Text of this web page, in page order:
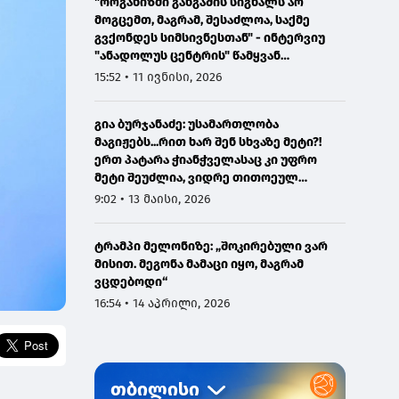
მოგცემთ, მაგრამ, შესაძლოა, საქმე
გვქონდეს სიმსივნესთან" - ინტერვიუ
"ანადოლუს ცენტრის" წამყვან
ონკოლოგთან
15:52 • 11 ივნისი, 2026
გია ბურჯანაძე: უსამართლობა
მაგიჟებს...რით ხარ შენ სხვაზე მეტი?!
ერთ პატარა ჭიანჭველასაც კი უფრო
მეტი შეუძლია, ვიდრე თითოეულ
ჩვენგანს...
9:02 • 13 მაისი, 2026
ტრამპი მელონიზე: „შოკირებული ვარ
მისით. მეგონა მამაცი იყო, მაგრამ
ვცდებოდი“
16:54 • 14 აპრილი, 2026